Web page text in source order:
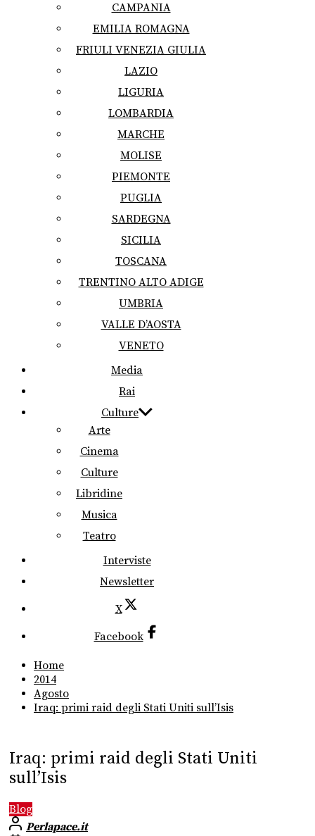
CAMPANIA
EMILIA ROMAGNA
FRIULI VENEZIA GIULIA
LAZIO
LIGURIA
LOMBARDIA
MARCHE
MOLISE
PIEMONTE
PUGLIA
SARDEGNA
SICILIA
TOSCANA
TRENTINO ALTO ADIGE
UMBRIA
VALLE D’AOSTA
VENETO
Media
Rai
Culture
Arte
Cinema
Culture
Libridine
Musica
Teatro
Interviste
Newsletter
X
Facebook
Home
2014
Agosto
Iraq: primi raid degli Stati Uniti sull’Isis
Iraq: primi raid degli Stati Uniti
sull’Isis
Blog
Perlapace.it